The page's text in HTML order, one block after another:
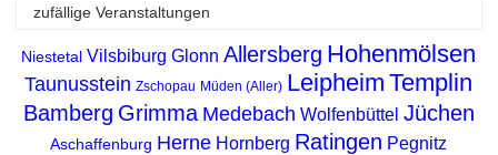
zufällige Veranstaltungen
Niestetal Vilsbiburg Glonn Allersberg Hohenmölsen
Taunusstein Zschopau Müden (Aller) Leipheim Templin
Bamberg Grimma Medebach Wolfenbüttel Jüchen
Aschaffenburg Herne Hornberg Ratingen Pegnitz